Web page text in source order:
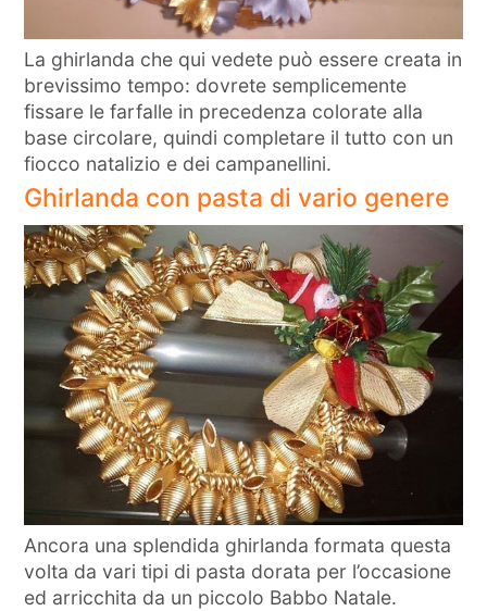
La ghirlanda che qui vedete può essere creata in
brevissimo tempo: dovrete semplicemente
fissare le farfalle in precedenza colorate alla
base circolare, quindi completare il tutto con un
fiocco natalizio e dei campanellini.
Ghirlanda con pasta di vario genere
Ancora una splendida ghirlanda formata questa
volta da vari tipi di pasta dorata per l’occasione
ed arricchita da un piccolo Babbo Natale.